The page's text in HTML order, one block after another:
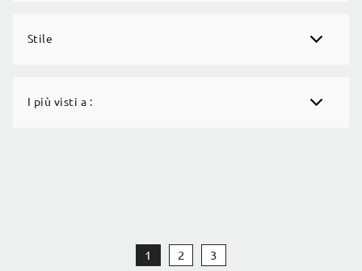
Stile
I più visti a :
1 2 3